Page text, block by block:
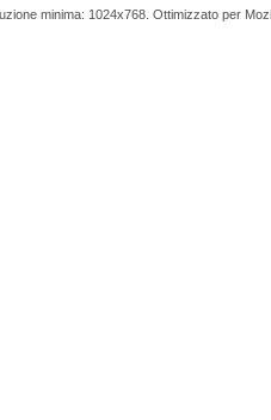
minima: 1024x768. Ottimizzato per